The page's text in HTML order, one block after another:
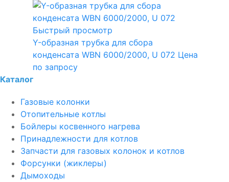
Быстрый просмотр
Y-образная трубка для сбора
конденсата WBN 6000/2000, U 072 Цена
по запросу
Каталог
Газовые колонки
Отопительные котлы
Бойлеры косвенного нагрева
Принадлежности для котлов
Запчасти для газовых колонок и котлов
Форсунки (жиклеры)
Дымоходы